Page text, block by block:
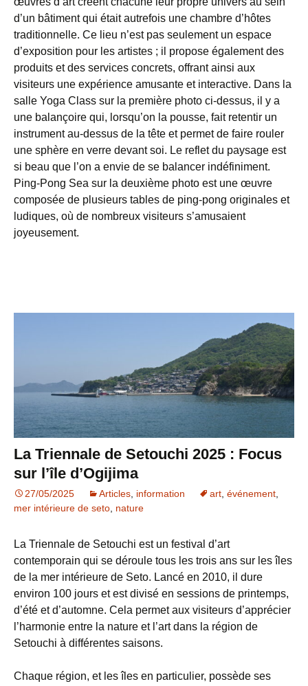
d’un bâtiment qui était autrefois une chambre d’hôtes
traditionnelle. Ce lieu n’est pas seulement un espace
d’exposition pour les artistes ; il propose également des
produits et des services concrets, offrant ainsi aux
visiteurs une expérience amusante et interactive. Dans la
salle Yoga Class sur la première photo ci-dessus, il y a
une balançoire qui, lorsqu’on la pousse, fait retentir un
instrument au-dessus de la tête et permet de faire rouler
une sphère en verre devant soi. Le reflet du paysage est
si beau que l’on a envie de se balancer indéfiniment.
Ping-Pong Sea sur la deuxième photo est une œuvre
composée de plusieurs tables de ping-pong originales et
ludiques, où de nombreux visiteurs s’amusaient
joyeusement.
La Triennale de Setouchi 2025 : Focus
sur l’île d’Ogijima
27/05/2025 Articles, information art, événement,
mer intérieure de seto, nature
La Triennale de Setouchi est un festival d’art
contemporain qui se déroule tous les trois ans sur les îles
de la mer intérieure de Seto. Lancé en 2010, il dure
environ 100 jours et est divisé en sessions de printemps,
d’été et d’automne. Cela permet aux visiteurs d’apprécier
l’harmonie entre la nature et l’art dans la région de
Setouchi à différentes saisons.
Chaque région, et les îles en particulier, possède ses